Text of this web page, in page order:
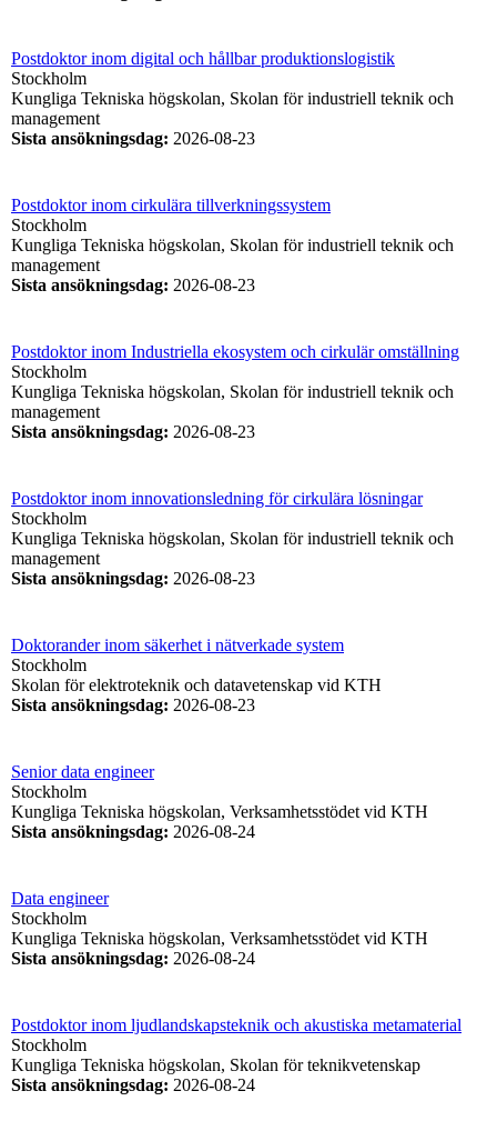
Postdoktor inom digital och hållbar produktionslogistik
Stockholm
Kungliga Tekniska högskolan, Skolan för industriell teknik och
management
Sista ansökningsdag: 2026-08-23
Postdoktor inom cirkulära tillverkningssystem
Stockholm
Kungliga Tekniska högskolan, Skolan för industriell teknik och
management
Sista ansökningsdag: 2026-08-23
Postdoktor inom Industriella ekosystem och cirkulär omställning
Stockholm
Kungliga Tekniska högskolan, Skolan för industriell teknik och
management
Sista ansökningsdag: 2026-08-23
Postdoktor inom innovationsledning för cirkulära lösningar
Stockholm
Kungliga Tekniska högskolan, Skolan för industriell teknik och
management
Sista ansökningsdag: 2026-08-23
Doktorander inom säkerhet i nätverkade system
Stockholm
Skolan för elektroteknik och datavetenskap vid KTH
Sista ansökningsdag: 2026-08-23
Senior data engineer
Stockholm
Kungliga Tekniska högskolan, Verksamhetsstödet vid KTH
Sista ansökningsdag: 2026-08-24
Data engineer
Stockholm
Kungliga Tekniska högskolan, Verksamhetsstödet vid KTH
Sista ansökningsdag: 2026-08-24
Postdoktor inom ljudlandskapsteknik och akustiska metamaterial
Stockholm
Kungliga Tekniska högskolan, Skolan för teknikvetenskap
Sista ansökningsdag: 2026-08-24